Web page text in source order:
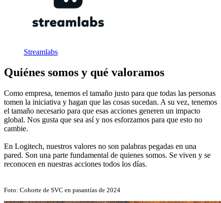
Streamlabs
Quiénes somos y qué valoramos
Como empresa, tenemos el tamaño justo para que todas las personas
tomen la iniciativa y hagan que las cosas sucedan. A su vez, tenemos
el tamaño necesario para que esas acciones generen un impacto
global. Nos gusta que sea así y nos esforzamos para que esto no
cambie.
En Logitech, nuestros valores no son palabras pegadas en una
pared. Son una parte fundamental de quienes somos. Se viven y se
reconocen en nuestras acciones todos los días.
Foto: Cohorte de SVC en pasantías de 2024